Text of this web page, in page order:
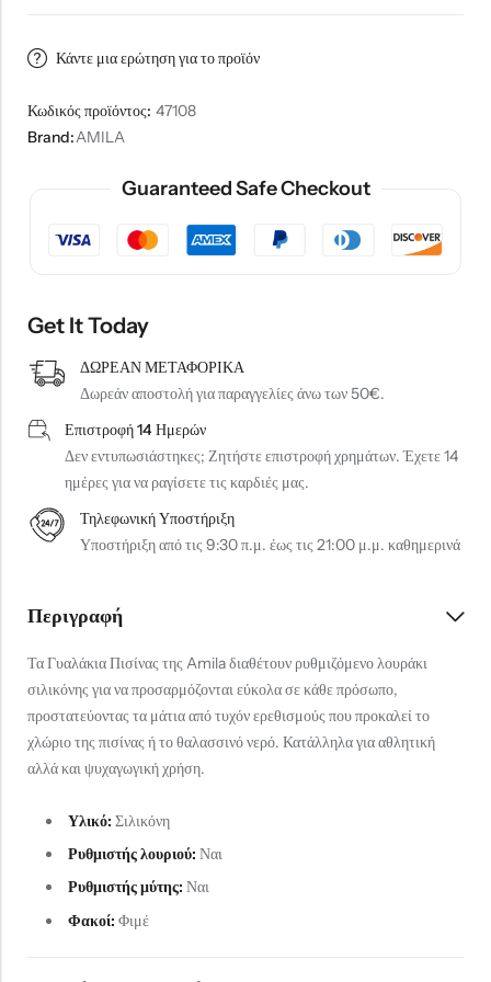
Κάντε μια ερώτηση για το προϊόν
Κωδικός προϊόντος: 47108
Brand:AMILA
Guaranteed Safe Checkout
Get It Today
ΔΩΡΕΑΝ ΜΕΤΑΦΟΡΙΚΑ
Δωρεάν αποστολή για παραγγελίες άνω των 50€.
Επιστροφή 14 Ημερών
Δεν εντυπωσιάστηκες; Ζητήστε επιστροφή χρημάτων. Έχετε 14
ημέρες για να ραγίσετε τις καρδιές μας.
Τηλεφωνική Υποστήριξη
Υποστήριξη από τις 9:30 π.μ. έως τις 21:00 μ.μ. καθημερινά
Περιγραφή
Τα Γυαλάκια Πισίνας της Amila διαθέτουν ρυθμιζόμενο λουράκι
σιλικόνης για να προσαρμόζονται εύκολα σε κάθε πρόσωπο,
προστατεύοντας τα μάτια από τυχόν ερεθισμούς που προκαλεί το
χλώριο της πισίνας ή το θαλασσινό νερό. Κατάλληλα για αθλητική
αλλά και ψυχαγωγική χρήση.
Υλικό: Σιλικόνη
Ρυθμιστής λουριού: Ναι
Ρυθμιστής μύτης: Ναι
Φακοί: Φιμέ